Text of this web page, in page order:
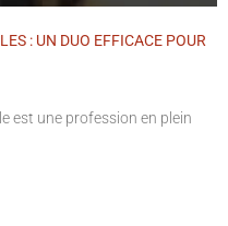
: UN DUO EFFICACE POUR
est une profession en plein